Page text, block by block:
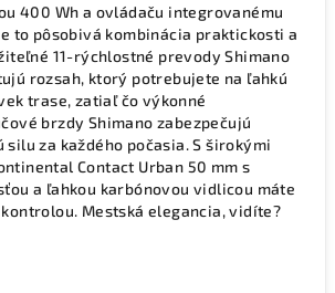
400 Wh a ovládaču integrovanému
to pôsobivá kombinácia praktickosti a
11-rýchlostné prevody Shimano
rozsah, ktorý potrebujete na ľahkú
trase, zatiaľ čo výkonné
brzdy Shimano zabezpečujú
silu za každého počasia. S širokými
Contact Urban 50 mm s
a ľahkou karbónovou vidlicou máte
Mestská elegancia, vidíte?